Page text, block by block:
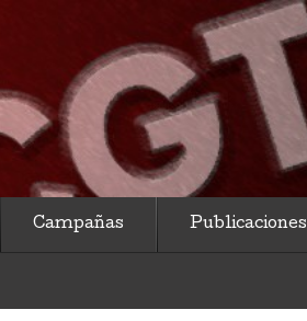
Campañas Publicaciones